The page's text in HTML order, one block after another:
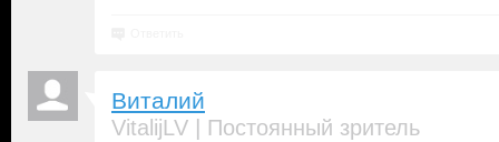
Виталий
VitalijLV | Постоянный зритель